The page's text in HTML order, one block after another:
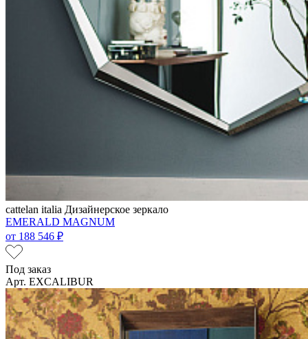
cattelan italia Дизайнерское зеркало
EMERALD MAGNUM
от 188 546 ₽
Под заказ
Арт. EXCALIBUR